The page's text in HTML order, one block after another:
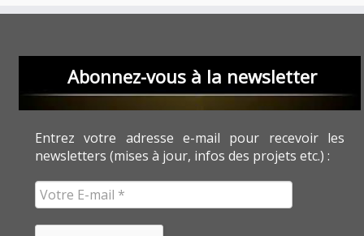
Abonnez-vous à la newsletter
Entrez votre adresse e-mail pour recevoir les
newsletters (mises à jour, infos des projets etc.) :